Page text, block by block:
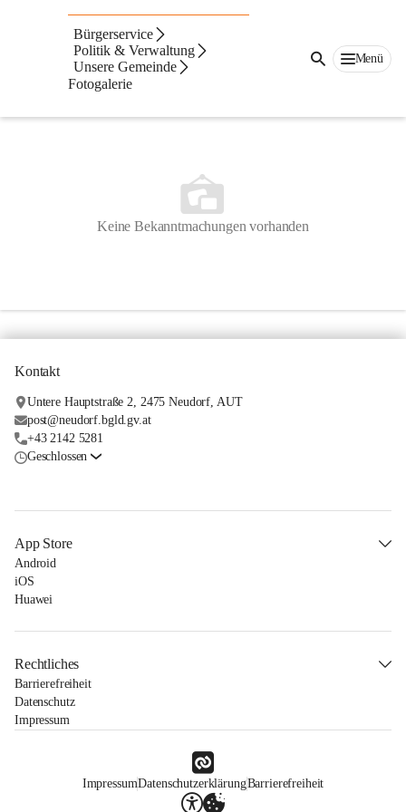
Bürgerservice
Politik & Verwaltung
Unsere Gemeinde
Fotogalerie
Menü
Anzeigeart
Keine Bekanntmachungen vorhanden
Kontakt
Untere Hauptstraße 2, 2475 Neudorf, AUT
post@neudorf.bgld.gv.at
+43 2142 5281
Geschlossen
App Store
Android
iOS
Huawei
Rechtliches
Barrierefreiheit
Datenschutz
Impressum
ImpressumDatenschutzerklärungBarrierefreiheit